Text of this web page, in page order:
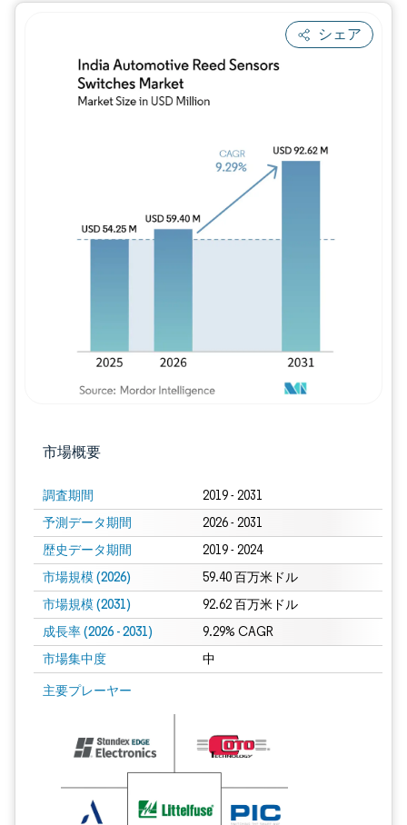
シェア
市場概要
調査期間 2019 - 2031
予測データ期間 2026 - 2031
歴史データ期間 2019 - 2024
市場規模 (2026) 59.40 百万米ドル
市場規模 (2031) 92.62 百万米ドル
成長率 (2026 - 2031) 9.29% CAGR
市場集中度 中
主要プレーヤー
画像 © Mordor Intelligence。再利用にはCC BY 4.0の表示が必要です。
画像 © Mordor Intelligence。再利用には